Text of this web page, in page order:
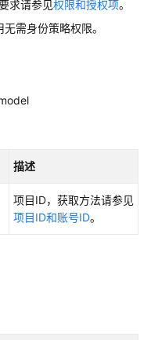
求请参见权限和授权项。
需身份策略权限。
描述
项目ID，获取方法请参见
项目ID和账号ID。